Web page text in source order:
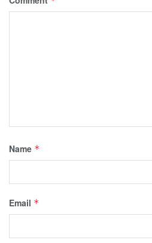
Name *
Email *